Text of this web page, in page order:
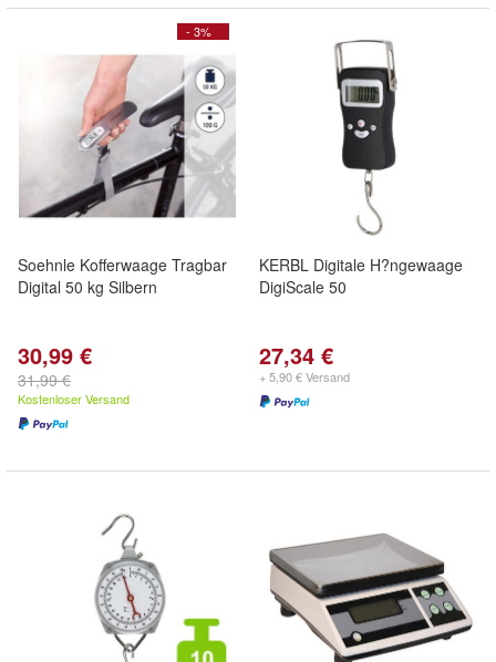
- 3%
Soehnle Kofferwaage Tragbar
Digital 50 kg Silbern
30,99 €
31,99 €
Kostenloser Versand
KERBL Digitale H?ngewaage
DigiScale 50
27,34 €
+ 5,90 € Versand